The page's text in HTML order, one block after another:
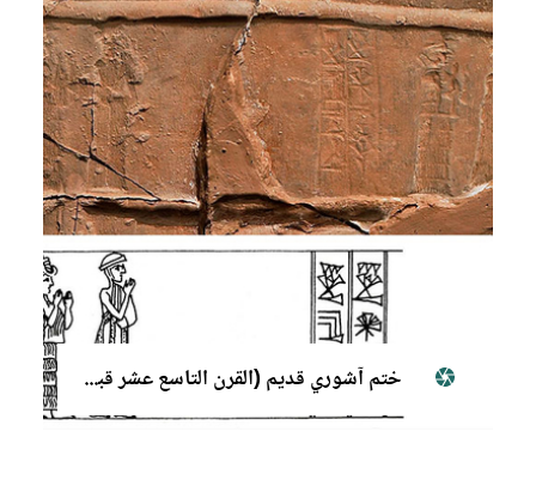
ختم آشوري قديم (القرن التاسع عشر قبل الميلاد)